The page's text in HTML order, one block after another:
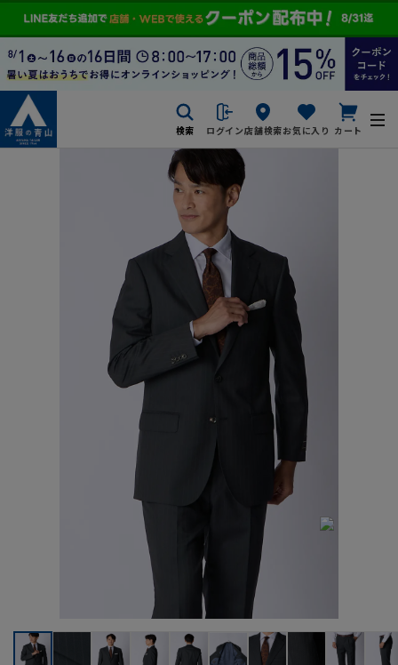
検索 ログイン店舗検索お気に入り カート